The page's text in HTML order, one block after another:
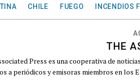
CHILE FUEGO INCENDIOS
THE
Press es una cooperativa de
a periódicos y emisoras miembros en los